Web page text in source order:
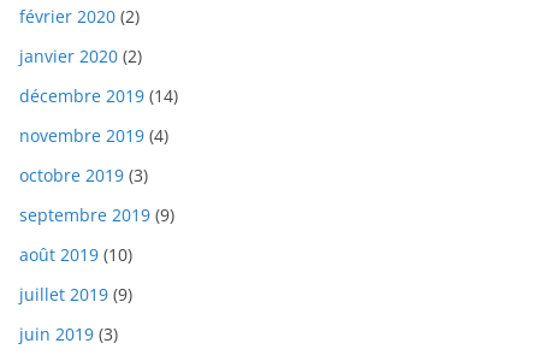
février 2020 (2)
janvier 2020 (2)
décembre 2019 (14)
novembre 2019 (4)
octobre 2019 (3)
septembre 2019 (9)
août 2019 (10)
juillet 2019 (9)
juin 2019 (3)